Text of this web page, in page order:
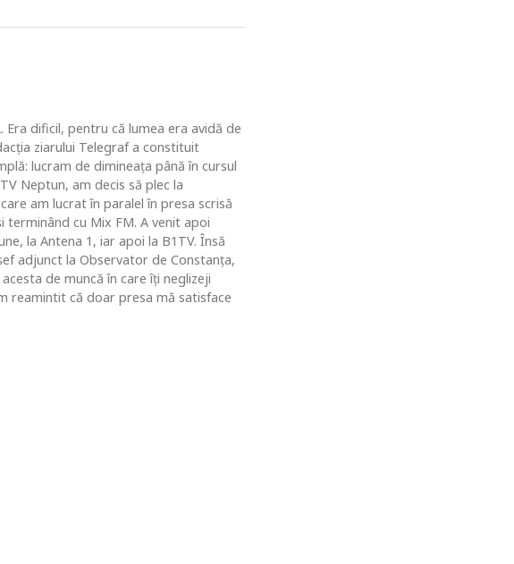
dificil, pentru că lumea era avidă de
ziarului Telegraf a constituit
lucram de dimineaţa până în cursul
Neptun, am decis să plec la
am lucrat în paralel în presa scrisă
terminând cu Mix FM. A venit apoi
la Antena 1, iar apoi la B1TV. Însă
adjunct la Observator de Constanţa,
de muncă în care îţi neglizeji
reamintit că doar presa mă satisface